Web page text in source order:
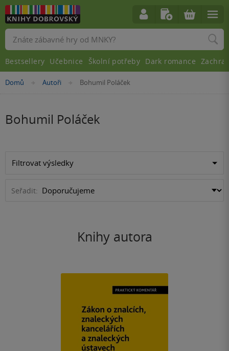
Nacházíte
Domů »Autoři »
Bohumil Poláček
Bohumil Poláček
Filtrovat výsledky
Seřadit:
Knihy autora
Vyhledávání
Bestsellery Učebnice Školní potřeby Dark romance